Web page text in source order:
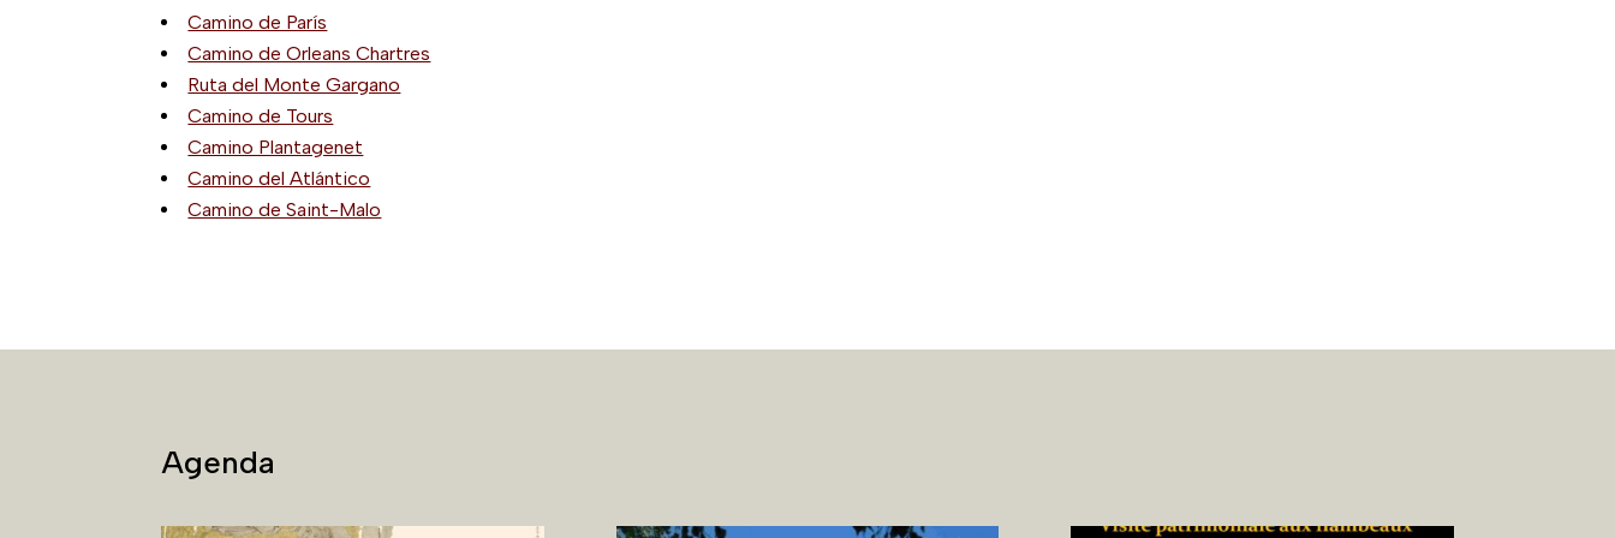
Camino de París
Camino de Orleans Chartres
Ruta del Monte Gargano
Camino de Tours
Camino Plantagenet
Camino del Atlántico
Camino de Saint-Malo
Agenda